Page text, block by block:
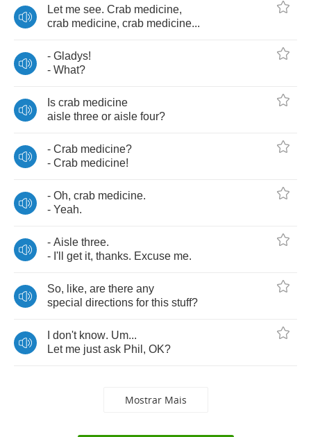
Let me see. Crab medicine,
crab medicine, crab medicine...
- Gladys!
- What?
Is crab medicine
aisle three or aisle four?
- Crаb medicine?
- Crаb medicine!
- Oh, crab medicine.
- Yeah.
- Aisle three.
- I'll get it, thanks. Excuse me.
So, like, are there any
special directions for this stuff?
don't know. Um...
Let me just ask Phil , OK?
Mostrar Mais